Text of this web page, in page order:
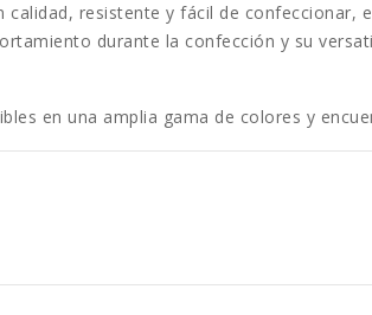
calidad, resistente y fácil de
durante la confección y su
en una amplia gama de colores y